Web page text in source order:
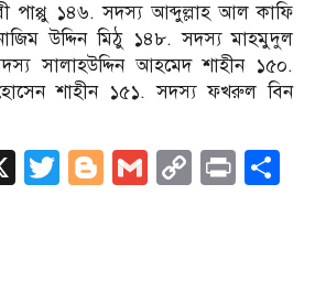
পাপ্পু ১৪৬. সদস্য আব্দুল্লাহ আল কাফি
উদ্দিন মিঠু ১৪৮. সদস্য মাহমুদুল
সালাহউদ্দিন আহমেদ শাহীন ১৫০.
শাহীন ১৫১. সদস্য ফখরুল বিন
X Twitter
Blogger
GmailCopy
Print